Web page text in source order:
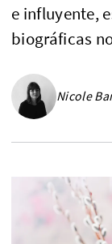
e influyente,
biográficas
Nicole